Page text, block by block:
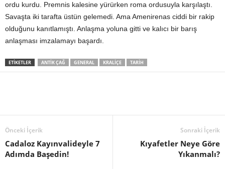
ordu kurdu. Premnis kalesine yürürken roma ordusuyla karşılaştı.
Savaşta iki tarafta üstün gelemedi. Ama Amenirenas ciddi bir rakip
olduğunu kanıtlamıştı. Anlaşma yoluna gitti ve kalıcı bir barış
anlaşması imzalamayı başardı.
ETIKETLER ANTIK ÇAĞ GENERAL KRALIÇE TARIH
Önceki İçerik
Cadaloz Kayınvalideyle 7
Adımda Başedin!
Sonraki İçerik
Kıyafetler Neye Göre
Yıkanmalı?